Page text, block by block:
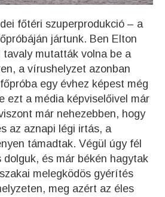
főtéri szuperprodukció – a
jártunk. Ben Elton
tavaly mutatták volna be a
a vírushelyzet azonban
egy évhez képest még
ezt a média képviselőivel már
már nehezebben, hogy
az aznapi légi irtás, a
támadtak. Végül úgy fél
és már békén hagytak
melegködös gyérítés
meg azért az éles